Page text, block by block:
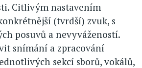
Citlivým nastavením
(tvrdší) zvuk, s
posuvů a nevyvážeností.
snímání a zpracování
sekcí sborů, vokálů,